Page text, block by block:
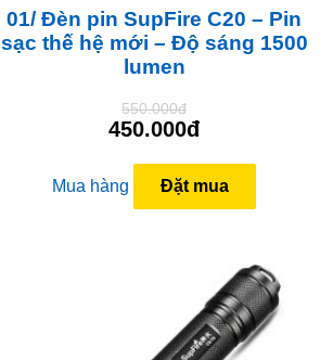
01/ Đèn pin SupFire C20 – Pin
sạc thế hệ mới – Độ sáng 1500
lumen
550.000đ
450.000đ
Mua hàng Đặt mua